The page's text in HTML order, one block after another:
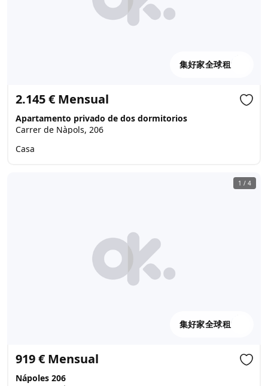
集好家全球租
2.145 € Mensual
Apartamento privado de dos dormitorios
Carrer de Nàpols, 206
Casa
1 / 4
集好家全球租
919 € Mensual
Nápoles 206